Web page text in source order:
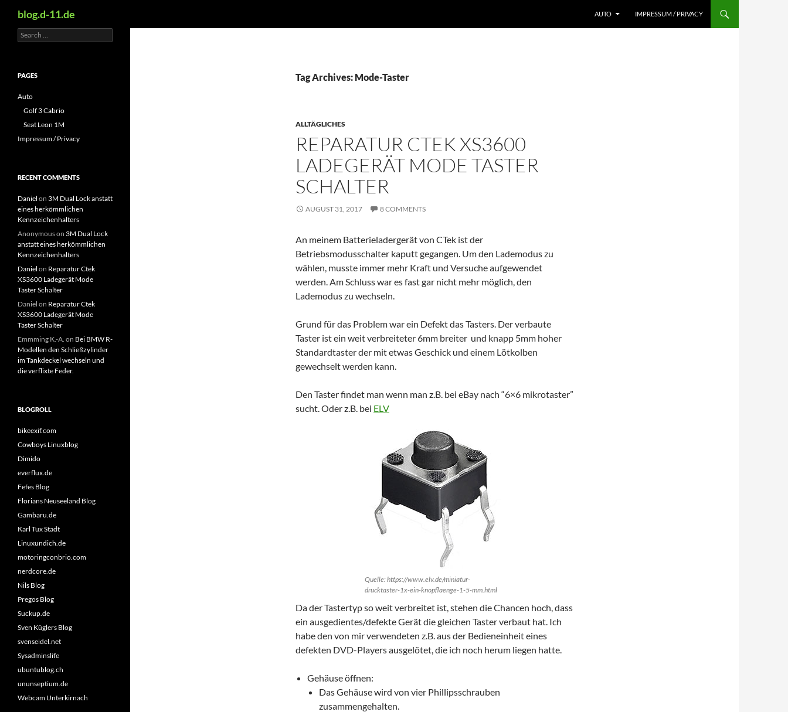
blog.d-11.de AUTO IMPRESSUM / PRIVACY
Tag Archives: Mode-Taster
ALLTÄGLICHES
REPARATUR CTEK XS3600
LADEGERÄT MODE TASTER
SCHALTER
AUGUST 31, 2017 8 COMMENTS
An meinem Batterieladergerät von CTek ist der
Betriebsmodusschalter kaputt gegangen. Um den Lademodus zu
wählen, musste immer mehr Kraft und Versuche aufgewendet
werden. Am Schluss war es fast gar nicht mehr möglich, den
Lademodus zu wechseln.
Grund für das Problem war ein Defekt das Tasters. Der verbaute
Taster ist ein weit verbreiteter 6mm breiter und knapp 5mm hoher
Standardtaster der mit etwas Geschick und einem Lötkolben
gewechselt werden kann.
Den Taster findet man wenn man z.B. bei eBay nach “6×6 mikrotaster”
sucht. Oder z.B. bei ELV
Quelle: https://www.elv.de/miniatur-
drucktaster-1x-ein-knopflaenge-1-5-mm.html
Da der Tastertyp so weit verbreitet ist, stehen die Chancen hoch, dass
ein ausgedientes/defekte Gerät die gleichen Taster verbaut hat. Ich
habe den von mir verwendeten z.B. aus der Bedieneinheit eines
defekten DVD-Players ausgelötet, die ich noch herum liegen hatte.
Gehäuse öffnen:
Das Gehäuse wird von vier Phillipsschrauben
zusammengehalten.
Search
for:
PAGES
Auto
Golf 3 Cabrio
Seat Leon 1M
Impressum / Privacy
RECENT COMMENTS
Daniel on 3M Dual Lock anstatt
eines herkömmlichen
Kennzeichenhalters
Anonymouson 3M Dual Lock
anstatt eines herkömmlichen
Kennzeichenhalters
Daniel on Reparatur Ctek
XS3600 Ladegerät Mode
Taster Schalter
Daniel on Reparatur Ctek
XS3600 Ladegerät Mode
Taster Schalter
Emmming K.-A. on Bei BMW R-
Modellen den Schließzylinder
im Tankdeckel wechseln und
die verflixte Feder.
BLOGROLL
bikeexif.com
Cowboys Linuxblog
Dimido
everflux.de
Fefes Blog
Florians Neuseeland Blog
Gambaru.de
Karl Tux Stadt
Linuxundich.de
motoringconbrio.com
nerdcore.de
Nils Blog
Pregos Blog
Suckup.de
Sven Küglers Blog
svenseidel.net
Sysadminslife
ubuntublog.ch
ununseptium.de
Webcam Unterkirnach